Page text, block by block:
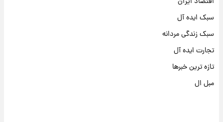
سبک ایده آل
سبک زندگی مردانه
تجارت ایده آل
تازه ترین خبرها
مبل ال